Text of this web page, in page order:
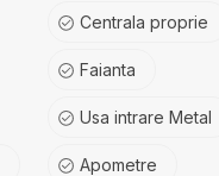
Centrala proprie
Faianta
Usa intrare Metal
Apometre